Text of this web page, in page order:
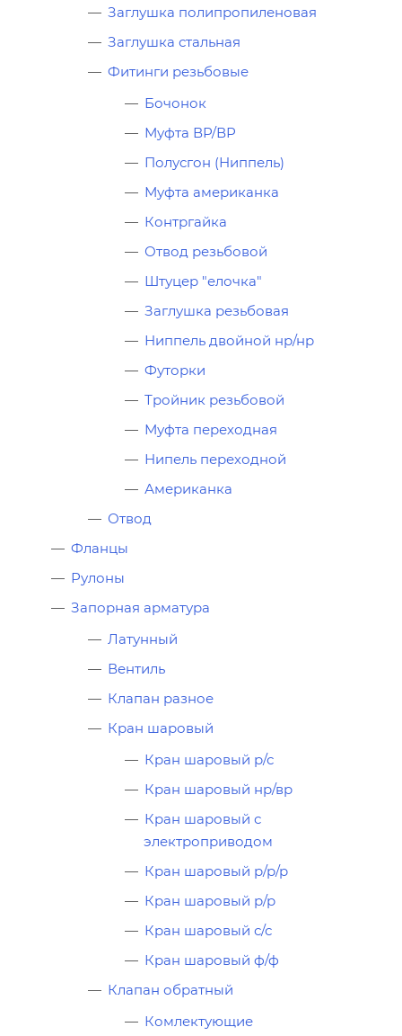
Заглушка полипропиленовая
Заглушка стальная
Фитинги резьбовые
Бочонок
Муфта ВР/ВР
Полусгон (Ниппель)
Муфта американка
Контргайка
Отвод резьбовой
Штуцер "елочка"
Заглушка резьбовая
Ниппель двойной нр/нр
Футорки
Тройник резьбовой
Муфта переходная
Нипель переходной
Американка
Отвод
Фланцы
Рулоны
Запорная арматура
Латунный
Вентиль
Клапан разное
Кран шаровый
Кран шаровый р/с
Кран шаровый нр/вр
Кран шаровый с
электроприводом
Кран шаровый р/р/р
Кран шаровый р/р
Кран шаровый с/с
Кран шаровый ф/ф
Клапан обратный
Комлектующие